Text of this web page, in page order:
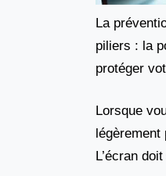
La
piliers : la
protéger
Lorsque
L’écran